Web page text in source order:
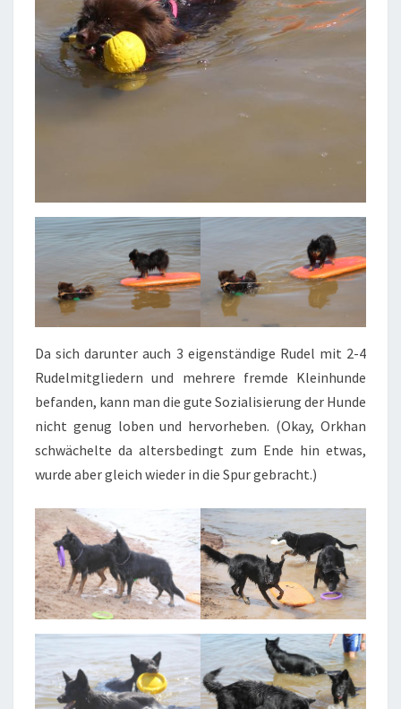
Da sich darunter auch 3 eigenständige Rudel mit 2-4
Rudelmitgliedern und mehrere fremde Kleinhunde
befanden, kann man die gute Sozialisierung der Hunde
nicht genug loben und hervorheben. (Okay, Orkhan
schwächelte da altersbedingt zum Ende hin etwas,
wurde aber gleich wieder in die Spur gebracht.)